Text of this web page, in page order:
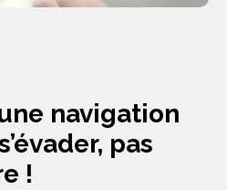
navigation
pas
!